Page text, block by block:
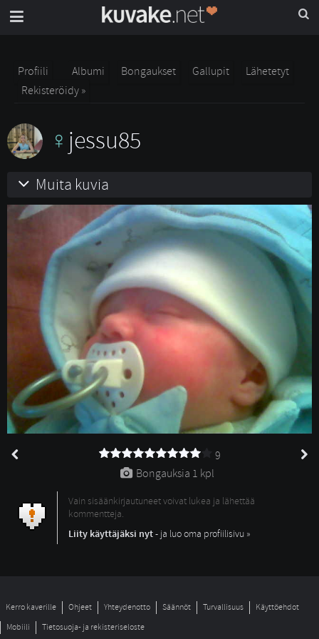
Profiili Albumi Bongaukset Gallupit
Lähetetyt
Rekisteröidy »
jessu85
Muita kuvia
9
Bongauksia 1 kpl
Vain sisäänkirjautuneet voivat lukea ja lähettää
kommentteja.
Liity käyttäjäksi nyt- ja luo oma profiilisivu »
Kerro kaverille Ohjeet Yhteydenotto Säännöt Turvallisuus
Käyttöehdot
Mobiili
Tietosuoja- ja rekisteriseloste